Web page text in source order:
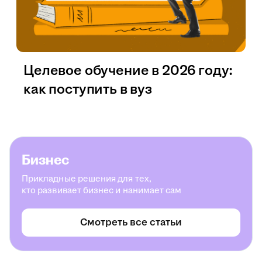
Целевое обучение в 2026 году:
как поступить в вуз
Бизнес
Прикладные решения для тех,
кто развивает бизнес и нанимает сам
Смотреть все статьи